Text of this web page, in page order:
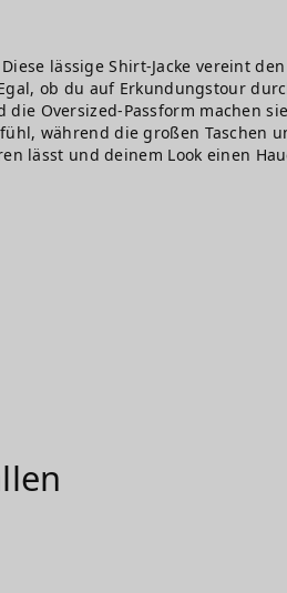
Diese lässige Shirt-Jacke vereint
ob du auf Erkundungstour
Oversized-Passform machen
während die großen Taschen
lässt und deinem Look einen